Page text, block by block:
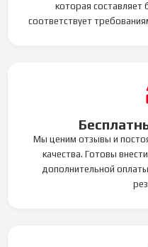
которая составляет
соответствует
Мы ценим отзывы и
качества. Готовы
дополнительной